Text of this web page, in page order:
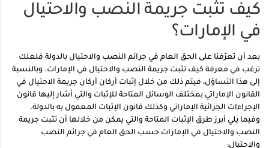
كيف تثبت جريمة النصب والاحتيال
في الإمارات؟
بعد أن تعرّفنا على الحق العام في جرائم النصب والاحتيال بالدولة فلعلك
ترغب في معرفة كيف تثبت جريمة النصب والاحتيال في الإمارات. وبالنسبة
إلى هذا التساؤل، فيتم ذلك من خلال إثبات أركان أركان جريمة الاحتيال في
القانون الإماراتي بمختلف الوسائل المتاحة للإثبات والتي أشار إليها قانون
الإجراءات الجزائية الإماراتي وكذلك قانون الإثبات المعمول به بالدولة.
وفيما يلي أبرز طرق الإثبات المتاحة والتي يمكن من خلالها أن تثبت جريمة
النصب والاحتيال في الإمارات حسب الحق العام في جرائم النصب
والاحتيال: